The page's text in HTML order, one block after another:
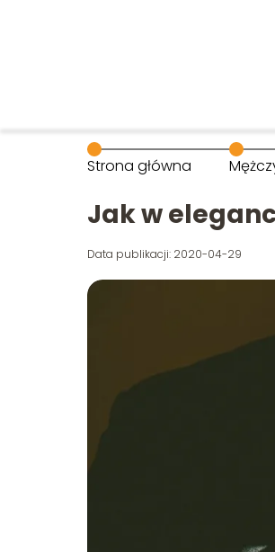
Strona główna
Jak w
Data publikacji: 2020-04-29